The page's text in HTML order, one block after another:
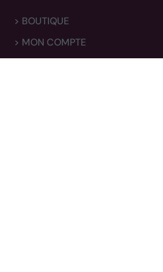
> BOUTIQUE
> MON COMPTE